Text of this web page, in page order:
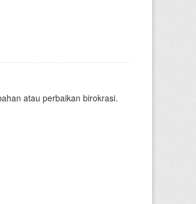
atau perbaikan birokrasi.